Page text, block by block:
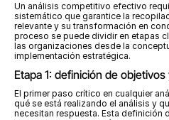
Un análisis competitivo efectivo
sistemático que garantice la
relevante y su transformación en
proceso se puede dividir en etapas
las organizaciones desde la
implementación estratégica.
Etapa 1: definición de objetivos
El primer paso crítico en cualquier
qué se está realizando el análisis y
necesitan respuesta. Esta definición